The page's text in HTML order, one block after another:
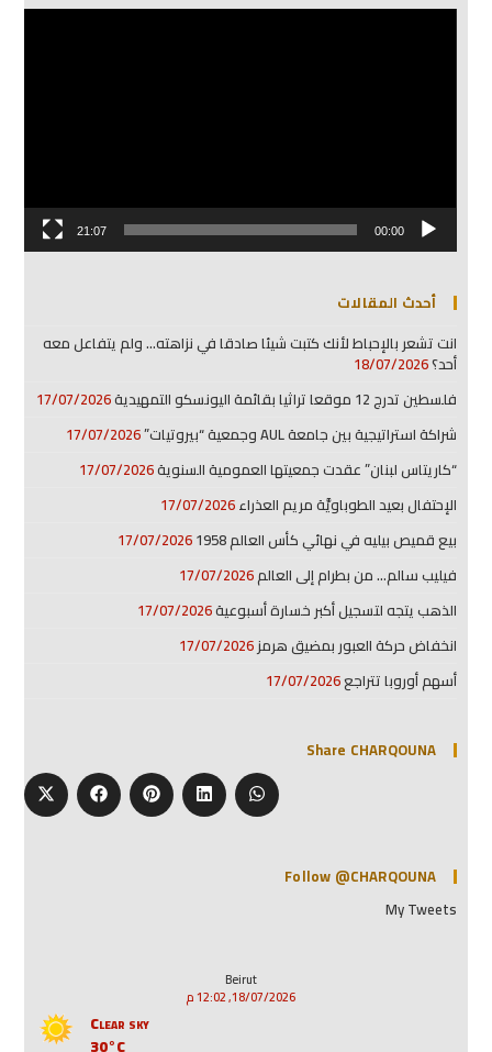
مشغل
00:00
21:07
أحدث المقالات
انت تشعر بالإحباط لأنك كتبت شيئا صادقا في نزاهته… ولم يتفاعل معه
أحد؟18/07/2026
فلسطين تدرج 12 موقعا تراثيا بقائمة اليونسكو التمهيدية
17/07/2026
شراكة استراتيجية بين جامعة AUL وجمعية “بيروتيات”
17/07/2026
“كاريتاس لبنان” عقدت جمعيتها العمومية السنوية17/07/2026
الإحتفال بعيد الطوباويَّة مريم العذراء17/07/2026
بيع قميص بيليه في نهائي كأس العالم 1958
17/07/2026
فيليب سالم… من بطرام إلى العالم17/07/2026
الذهب يتجه لتسجيل أكبر خسارة أسبوعية17/07/2026
انخفاض حركة العبور بمضيق هرمز17/07/2026
أسهم أوروبا تتراجع17/07/2026
Share CHARQOUNA
Follow @CHARQOUNA
My Tweets
Beirut
18/07/2026, 12:02 م
Clear sky